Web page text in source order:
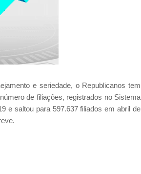
e seriedade, o Republicanos tem
de filiações, registrados no Sistema
e saltou para 597.637 filiados em abril de